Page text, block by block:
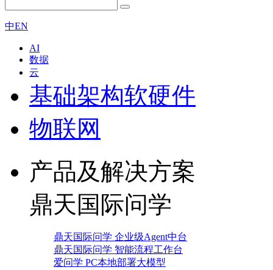
中EN
AI
数据
云
基础架构软硬件
物联网
产品及解决方案
鼎天国际问学
鼎天国际问学 企业级Agent中台
鼎天国际问学 智能流程工作台
爱问学 PC本地部署大模型